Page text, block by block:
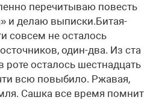
перечитываю повесть
и делаю выписки.Битая-
совсем не осталось
один-два. Из ста
роте осталось шестнадцать
всю повыбило. Ржавая,
Сашка все время помнит